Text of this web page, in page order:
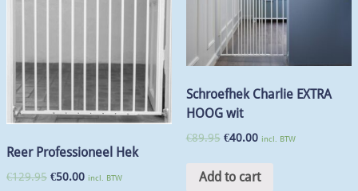
Reer Professioneel Hek
€129.95 €50.00 incl. BTW
Schroefhek Charlie EXTRA
HOOG wit
€89.95 €40.00 incl. BTW
Add to cart